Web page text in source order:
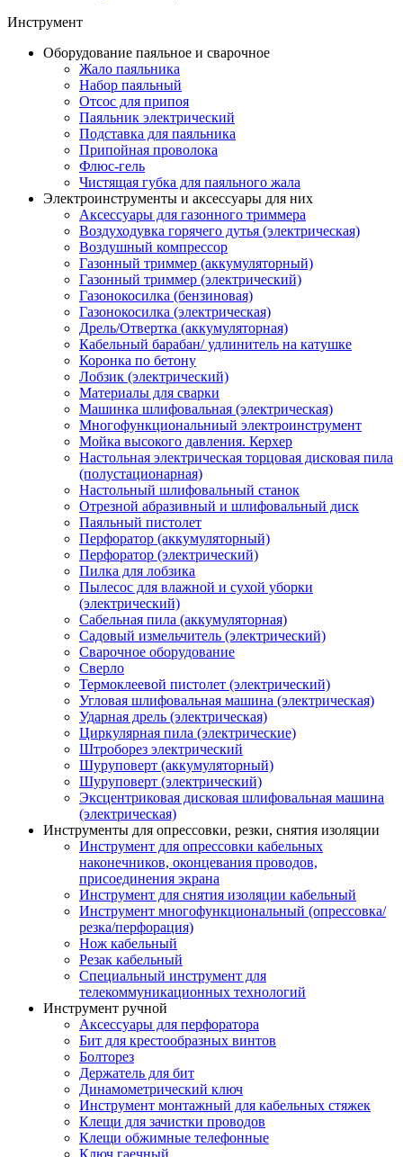
Инструмент
Оборудование паяльное и сварочное
Жало паяльника
Набор паяльный
Отсос для припоя
Паяльник электрический
Подставка для паяльника
Припойная проволока
Флюс-гель
Чистящая губка для паяльного жала
Электроинструменты и аксессуары для них
Аксессуары для газонного триммера
Воздуходувка горячего дутья (электрическая)
Воздушный компрессор
Газонный триммер (аккумуляторный)
Газонный триммер (электрический)
Газонокосилка (бензиновая)
Газонокосилка (электрическая)
Дрель/Отвертка (аккумуляторная)
Кабельный барабан/ удлинитель на катушке
Коронка по бетону
Лобзик (электрический)
Материалы для сварки
Машинка шлифовальная (электрическая)
Многофункциональниый электроинструмент
Мойка высокого давления. Керхер
Настольная электрическая торцовая дисковая пила
(полустационарная)
Настольный шлифовальный станок
Отрезной абразивный и шлифовальный диск
Паяльный пистолет
Перфоратор (аккумуляторный)
Перфоратор (электрический)
Пилка для лобзика
Пылесос для влажной и сухой уборки
(электрический)
Сабельная пила (аккумуляторная)
Садовый измельчитель (электрический)
Сварочное оборудование
Сверло
Термоклеевой пистолет (электрический)
Угловая шлифовальная машина (электрическая)
Ударная дрель (электрическая)
Циркулярная пила (электрические)
Штроборез электрический
Шуруповерт (аккумуляторный)
Шуруповерт (электрический)
Эксцентриковая дисковая шлифовальная машина
(электрическая)
Инструменты для опрессовки, резки, снятия изоляции
Инструмент для опрессовки кабельных
наконечников, оконцевания проводов,
присоединения экрана
Инструмент для снятия изоляции кабельный
Инструмент многофункциональный (опрессовка/
резка/перфорация)
Нож кабельный
Резак кабельный
Специальный инструмент для
телекоммуникационных технологий
Инструмент ручной
Аксессуары для перфоратора
Бит для крестообразных винтов
Болторез
Держатель для бит
Динамометрический ключ
Инструмент монтажный для кабельных стяжек
Клещи для зачистки проводов
Клещи обжимные телефонные
Ключ гаечный